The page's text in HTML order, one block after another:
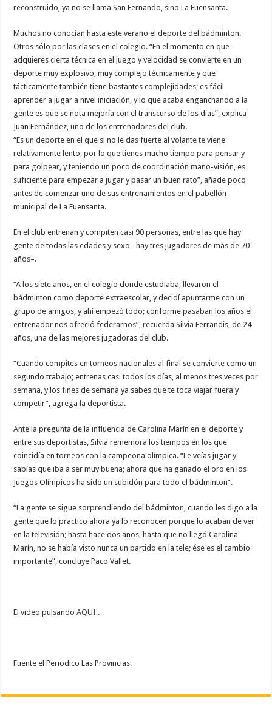
reconstruido, ya no se llama San Fernando, sino La Fuensanta.
Muchos no conocían hasta este verano el deporte del bádminton.
Otros sólo por las clases en el colegio. “En el momento en que
adquieres cierta técnica en el juego y velocidad se convierte en un
deporte muy explosivo, muy complejo técnicamente y que
tácticamente también tiene bastantes complejidades; es fácil
aprender a jugar a nivel iniciación, y lo que acaba enganchando a la
gente es que se nota mejoría con el transcurso de los días”, explica
Juan Fernández, uno de los entrenadores del club.
“Es un deporte en el que si no le das fuerte al volante te viene
relativamente lento, por lo que tienes mucho tiempo para pensar y
para golpear, y teniendo un poco de coordinación mano-visión, es
suficiente para empezar a jugar y pasar un buen rato”, añade poco
antes de comenzar uno de sus entrenamientos en el pabellón
municipal de La Fuensanta.
En el club entrenan y compiten casi 90 personas, entre las que hay
gente de todas las edades y sexo –hay tres jugadores de más de 70
años–.
“A los siete años, en el colegio donde estudiaba, llevaron el
bádminton como deporte extraescolar, y decidí apuntarme con un
grupo de amigos, y ahí empezó todo; conforme pasaban los años el
entrenador nos ofreció federarnos”, recuerda Silvia Ferrandis, de 24
años, una de las mejores jugadoras del club.
“Cuando compites en torneos nacionales al final se convierte como un
segundo trabajo; entrenas casi todos los días, al menos tres veces por
semana, y los fines de semana ya sabes que te toca viajar fuera y
competir”, agrega la deportista.
Ante la pregunta de la influencia de Carolina Marín en el deporte y
entre sus deportistas, Silvia rememora los tiempos en los que
coincidía en torneos con la campeona olímpica. “Le veías jugar y
sabías que iba a ser muy buena; ahora que ha ganado el oro en los
Juegos Olímpicos ha sido un subidón para todo el bádminton”.
“La gente se sigue sorprendiendo del bádminton, cuando les digo a la
gente que lo practico ahora ya lo reconocen porque lo acaban de ver
en la televisión; hasta hace dos años, hasta que no llegó Carolina
Marín, no se había visto nunca un partido en la tele; ése es el cambio
importante”, concluye Paco Vallet.
El video pulsandoAQUI .
Fuente el Periodico Las Provincias.